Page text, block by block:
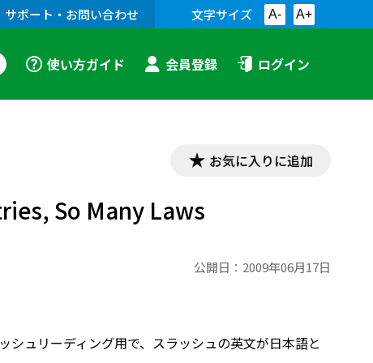
サポート・お問い合わせ 文字サイズ A- A+
使い方ガイド 会員登録 ログイン
お気に入りに追加
So Many Laws
公開日： 2009年06月17日
シュリーディング用で、スラッシュの英文が日本語と